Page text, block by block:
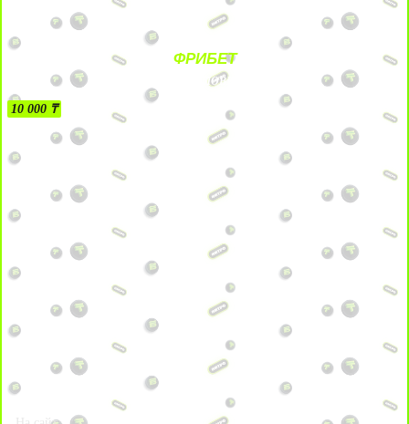
ФРИБЕТ
БЕЗ УСЛОВИЙ
10 000 ₸